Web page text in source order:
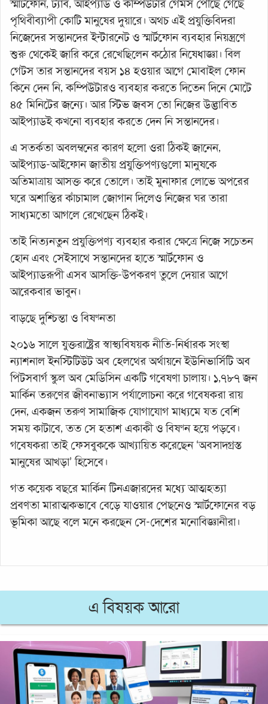
স্মার্টফোন, ট্যাব, আইপ্যাড ও কম্পিউটার গেমস পৌঁছে গেছে
পৃথিবীব্যাপী কোটি মানুষের দুয়ারে। অথচ এই প্রযুক্তিবিদরা
নিজেদের সন্তানদের ইন্টারনেট ও স্মার্টফোন ব্যবহার নিয়ন্ত্রণে
শুরু থেকেই জারি করে রেখেছিলেন কঠোর নিষেধাজ্ঞা। বিল
গেটস তার সন্তানদের বয়স ১৪ হওয়ার আগে মোবাইল ফোন
কিনে দেন নি, কম্পিউটারও ব্যবহার করতে দিতেন দিনে মোটে
৪৫ মিনিটের জন্যে। আর স্টিভ জবস তো নিজের উদ্ভাবিত
আইপ্যাডই কখনো ব্যবহার করতে দেন নি সন্তানদের।
এ সতর্কতা অবলম্বনের কারণ হলো ওরা ঠিকই জানেন,
আইপ্যাড-আইফোন জাতীয় প্রযুক্তিপণ্যগুলো মানুষকে
অতিমাত্রায় আসক্ত করে তোলে। তাই মুনাফার লোভে অপরের
ঘরে অশান্তির কাঁচামাল জোগান দিলেও নিজের ঘর তারা
সাধ্যমতো আগলে রেখেছেন ঠিকই।
তাই নিত্যনতুন প্রযুক্তিপণ্য ব্যবহার করার ক্ষেত্রে নিজে সচেতন
হোন এবং সেইসাথে সন্তানদের হাতে স্মার্টফোন ও
আইপ্যাডরূপী এসব আসক্তি-উপকরণ তুলে দেয়ার আগে
আরেকবার ভাবুন।
বাড়ছে দুশ্চিন্তা ও বিষণ্নতা
২০১৬ সালে যুক্তরাষ্ট্রের স্বাস্থ্যবিষয়ক নীতি-নির্ধারক সংস্থা
ন্যাশনাল ইনস্টিটিউট অব হেলথের অর্থায়নে ইউনিভার্সিটি অব
পিটসবার্গ স্কুল অব মেডিসিন একটি গবেষণা চালায়। ১,৭৮৭ জন
মার্কিন তরুণের জীবনাভ্যাস পর্যালোচনা করে গবেষকরা রায়
দেন, একজন তরুণ সামাজিক যোগাযোগ মাধ্যমে যত বেশি
সময় কাটাবে, তত সে হতাশ একাকী ও বিষণ্ন হয়ে পড়বে।
গবেষকরা তাই ফেসবুককে আখ্যায়িত করেছেন ‘অবসাদগ্রস্ত
মানুষের আখড়া’ হিসেবে।
গত কয়েক বছরে মার্কিন টিনএজারদের মধ্যে আত্মহত্যা
প্রবণতা মারাত্মকভাবে বেড়ে যাওয়ার পেছনেও স্মার্টফোনের বড়
ভূমিকা আছে বলে মনে করছেন সে-দেশের মনোবিজ্ঞানীরা।
এ বিষয়ক আরো